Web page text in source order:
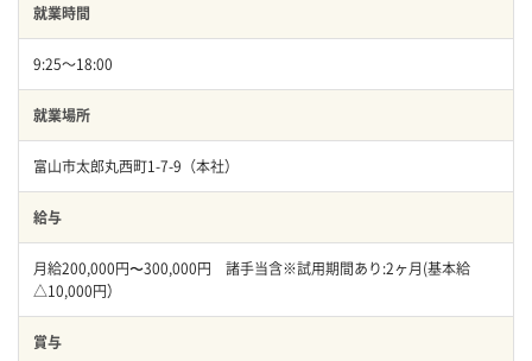
就業時間
9:25～18:00
就業場所
富山市太郎丸西町1-7-9（本社）
給与
月給200,000円〜300,000円 諸手当含※試用期間あり:2ヶ月(基本給
△10,000円）
賞与